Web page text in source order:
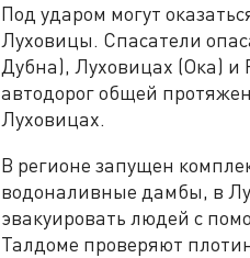
Под ударом могут
Луховицы. Спасатели
Дубна), Луховицах (Ока) и
автодорог общей
Луховицах.
В регионе запущен
водоналивные дамбы, в
эвакуировать людей с
Талдоме проверяют